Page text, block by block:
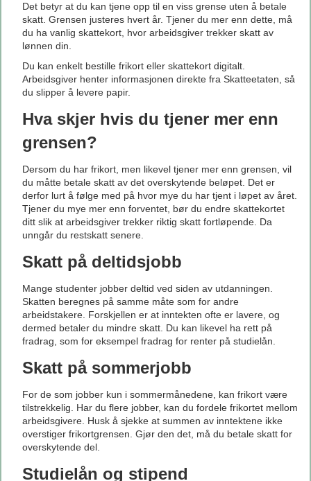
Det betyr at du kan tjene opp til en viss grense uten å betale
skatt. Grensen justeres hvert år. Tjener du mer enn dette, må
du ha vanlig skattekort, hvor arbeidsgiver trekker skatt av
lønnen din.
Du kan enkelt bestille frikort eller skattekort digitalt.
Arbeidsgiver henter informasjonen direkte fra Skatteetaten, så
du slipper å levere papir.
Hva skjer hvis du tjener mer enn
grensen?
Dersom du har frikort, men likevel tjener mer enn grensen, vil
du måtte betale skatt av det overskytende beløpet. Det er
derfor lurt å følge med på hvor mye du har tjent i løpet av året.
Tjener du mye mer enn forventet, bør du endre skattekortet
ditt slik at arbeidsgiver trekker riktig skatt fortløpende. Da
unngår du restskatt senere.
Skatt på deltidsjobb
Mange studenter jobber deltid ved siden av utdanningen.
Skatten beregnes på samme måte som for andre
arbeidstakere. Forskjellen er at inntekten ofte er lavere, og
dermed betaler du mindre skatt. Du kan likevel ha rett på
fradrag, som for eksempel fradrag for renter på studielån.
Skatt på sommerjobb
For de som jobber kun i sommermånedene, kan frikort være
tilstrekkelig. Har du flere jobber, kan du fordele frikortet mellom
arbeidsgivere. Husk å sjekke at summen av inntektene ikke
overstiger frikortgrensen. Gjør den det, må du betale skatt for
overskytende del.
Studielån og stipend